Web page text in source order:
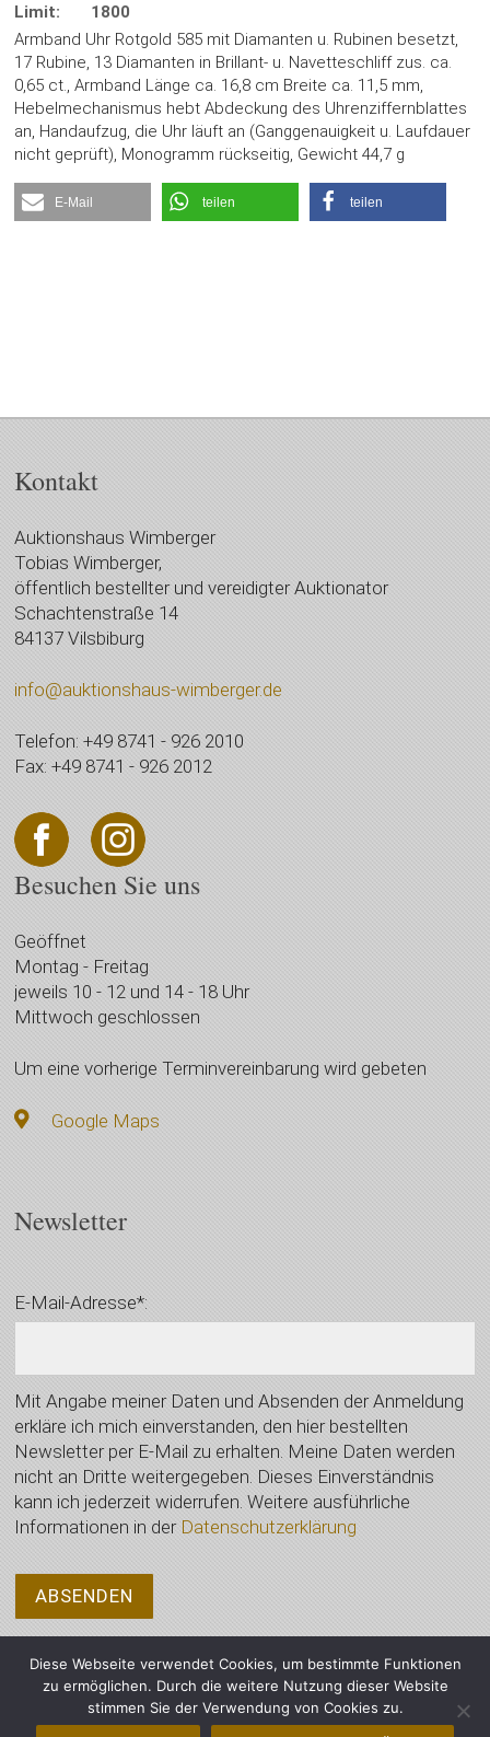
Limit:
1800
Armband Uhr Rotgold 585 mit Diamanten u. Rubinen besetzt,
17 Rubine, 13 Diamanten in Brillant- u. Navetteschliff zus. ca.
0,65 ct., Armband Länge ca. 16,8 cm Breite ca. 11,5 mm,
Hebelmechanismus hebt Abdeckung des Uhrenziffernblattes
an, Handaufzug, die Uhr läuft an (Ganggenauigkeit u. Laufdauer
nicht geprüft), Monogramm rückseitig, Gewicht 44,7 g
E-Mail teilen teilen
Kontakt
Auktionshaus Wimberger
Tobias Wimberger,
öffentlich bestellter und vereidigter Auktionator
Schachtenstraße 14
84137 Vilsbiburg
info@auktionshaus-wimberger.de
Telefon: +49 8741 - 926 2010
Fax: +49 8741 - 926 2012
Besuchen Sie uns
Geöffnet
Montag - Freitag
jeweils 10 - 12 und 14 - 18 Uhr
Mittwoch geschlossen
Um eine vorherige Terminvereinbarung wird gebeten
Google Maps
Newsletter
E-Mail-Adresse*:
Mit Angabe meiner Daten und Absenden der Anmeldung
erkläre ich mich einverstanden, den hier bestellten
Newsletter per E-Mail zu erhalten. Meine Daten werden
nicht an Dritte weitergegeben. Dieses Einverständnis
kann ich jederzeit widerrufen. Weitere ausführliche
Informationen in der Datenschutzerklärung
© 2021 Auktionshaus Wimberger, Vilsbiburg - Alle Rechte vorbehalten
Diese Webseite verwendet Cookies, um bestimmte Funktionen
zu ermöglichen. Durch die weitere Nutzung dieser Website
stimmen Sie der Verwendung von Cookies zu.